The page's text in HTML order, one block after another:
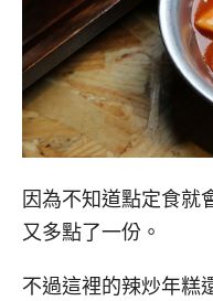
因為不知道點定食就
又多點了一份。
不過這裡的辣炒年糕